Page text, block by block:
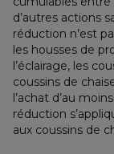
d’autres actions
réduction n’est
les housses de
l’éclairage, les
coussins de
l’achat d’au
réduction
aux coussins de